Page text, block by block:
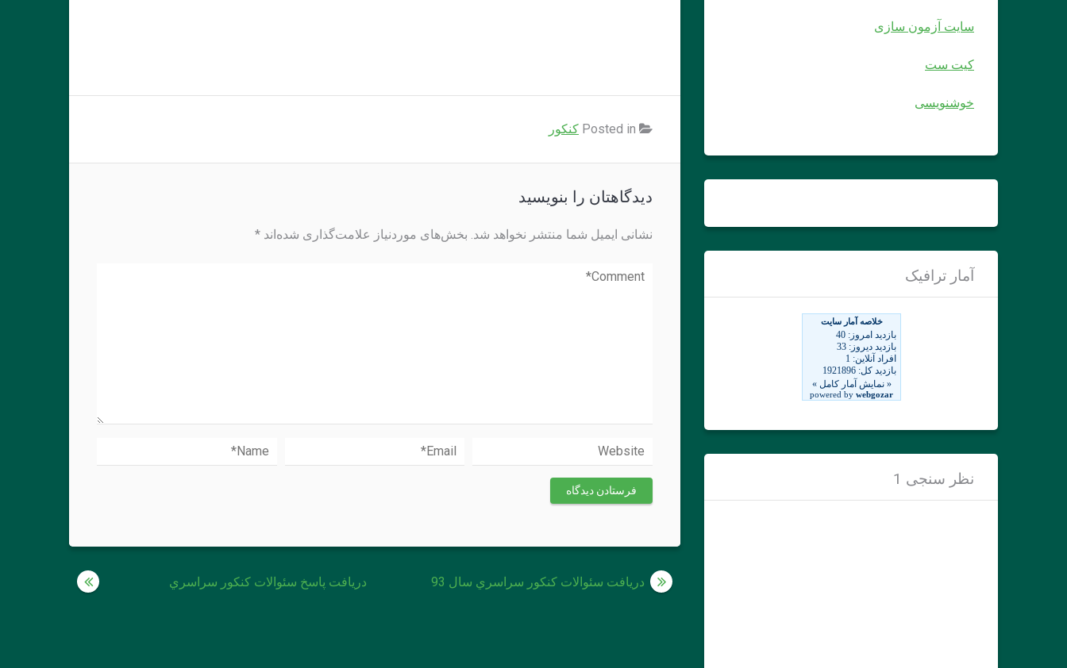
کنکور
دیدگاهتان را بنویسید
نشانی ایمیل شما منتشر نخواهد شد. بخش‌های موردنیاز علامت‌گذاری شده‌اند *
راهبری
دريافت پاسخ سئوالات كنكور سراسري دريافت سئوالات كنكور سراسري سال 93
سایت آزمون سازی
کیت ست
خوشنویسی
آمار ترافیک
نظر سنجی 1